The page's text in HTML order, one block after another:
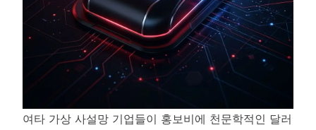
여타 가상 사설망 기업들이 홍보비에 천문학적인 달러